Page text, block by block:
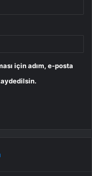
için adım, e-posta